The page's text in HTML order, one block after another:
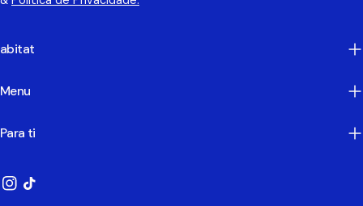
abitat
Menu
Para ti
Instagram
TikTok